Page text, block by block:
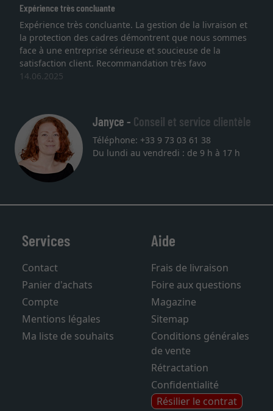
Expérience très concluante
Expérience très concluante. La gestion de la livraison et
la protection des cadres démontrent que nous sommes
face à une entreprise sérieuse et soucieuse de la
satisfaction client. Recommandation très favo
14.06.2025
Janyce - Conseil et service clientèle
Téléphone: +33 9 73 03 61 38
Du lundi au vendredi : de 9 h à 17 h
Services
Contact
Panier d'achats
Compte
Mentions légales
Ma liste de souhaits
Aide
Frais de livraison
Foire aux questions
Magazine
Sitemap
Conditions générales
de vente
Rétractation
Confidentialité
Résilier le contrat